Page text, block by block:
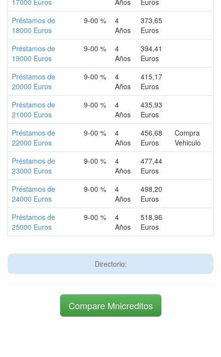
17000 Euros
Años
Euros
Préstamos de
18000 Euros
9-00 %
4
Años
373,65
Euros
Préstamos de
19000 Euros
9-00 %
4
Años
394,41
Euros
Préstamos de
20000 Euros
9-00 %
4
Años
415,17
Euros
Préstamos de
21000 Euros
9-00 %
4
Años
435,93
Euros
Préstamos de
22000 Euros
9-00 %
4
Años
456,68
Euros
Compra
Vehiculo
Préstamos de
23000 Euros
9-00 %
4
Años
477,44
Euros
Préstamos de
24000 Euros
9-00 %
4
Años
498,20
Euros
Préstamos de
25000 Euros
9-00 %
4
Años
518,96
Euros
Directorio:
Compare Mnicreditos